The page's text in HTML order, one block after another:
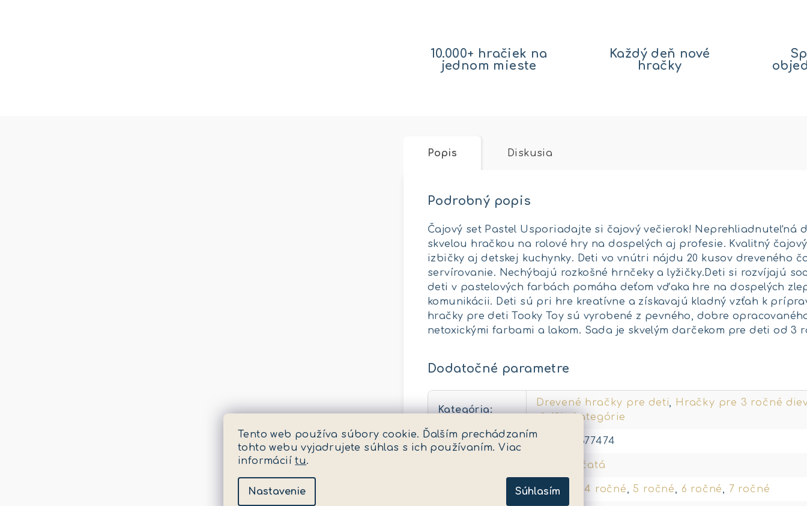
Tento web používa súbory cookie. Ďalším prechádzaním
tohto webu vyjadrujete súhlas s ich používaním. Viac
informáciítu.
Nastavenie Súhlasím
10.000+ hračiek na
jednom mieste
Každý deň nové
hračky
Popis Diskusia
Podrobný popis
Čajový set Pastel Usporiadajte si čajový večierok! Neprehliadnuteľná
skvelou hračkou na rolové hry na dospelých aj profesie. Kvalitný
izbičky aj detskej kuchynky. Deti vo vnútri nájdu 20 kusov dreveného
servírovanie. Nechýbajú rozkošné hrnčeky a lyžičky.Deti si rozvíjajú
deti v pastelových farbách pomáha deťom vďaka hre na dospelých
komunikácii. Deti sú pri hre kreatívne a získavajú kladný vzťah k
hračky pre deti Tooky Toy sú vyrobené z pevného, dobre
netoxickými farbami a lakom. Sada je skvelým darčekom pre deti od 3
Dodatočné parametre
Kategória:
Drevené hračky pre deti,
Hračky pre 3 ročné
ďalšie kategórie
EAN: 6972633377474
pre dievčatá
3 ročné ,4 ročné, 5 ročné, 6 ročné, 7 ročné